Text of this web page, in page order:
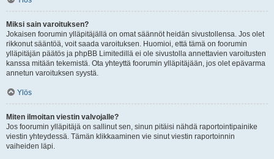
Miksi sain varoituksen?
Jokaisen foorumin ylläpitäjällä on omat säännöt heidän sivustollensa. Jos olet
rikkonut sääntöä, voit saada varoituksen. Huomioi, että tämä on foorumin
ylläpitäjän päätös ja phpBB Limitedillä ei ole sivustolla annettavien varoitusten
kanssa mitään tekemistä. Ota yhteyttä foorumin ylläpitäjään, jos olet epävarma
annetun varoituksen syystä.
Ylös
Miten ilmoitan viestin valvojalle?
Jos foorumin ylläpitäjä on sallinut sen, sinun pitäisi nähdä raportointipainike
viestin yhteydessä. Tämän klikkaaminen vie sinut viestin raportoinnin
vaiheiden läpi.